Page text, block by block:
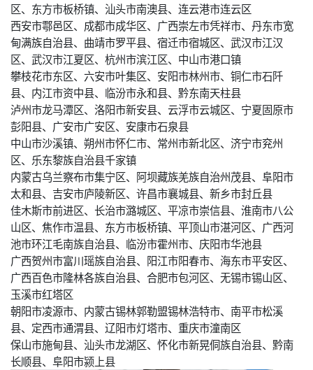
区、东方市板桥镇、汕头市南澳县、连云港市连云区
西安市鄠邑区、成都市成华区、广西崇左市凭祥市、丹东市宽
甸满族自治县、曲靖市罗平县、宿迁市宿城区、武汉市江汉
区、武汉市江夏区、杭州市滨江区、中山市港口镇
攀枝花市东区、六安市叶集区、安阳市林州市、铜仁市石阡
县、内江市资中县、临汾市永和县、黔东南天柱县
泸州市龙马潭区、洛阳市新安县、云浮市云城区、宁夏固原市
彭阳县、广安市广安区、安康市石泉县
中山市沙溪镇、朔州市怀仁市、常州市新北区、济宁市兖州
区、乐东黎族自治县千家镇
内蒙古乌兰察布市集宁区、阿坝藏族羌族自治州茂县、阜阳市
太和县、吉安市庐陵新区、许昌市襄城县、新乡市封丘县
佳木斯市前进区、长治市潞城区、平凉市崇信县、淮南市八公
山区、焦作市温县、东方市板桥镇、平顶山市湛河区、广西河
池市环江毛南族自治县、临汾市霍州市、庆阳市华池县
广西贺州市富川瑶族自治县、阳江市阳春市、海东市平安区、
广西百色市隆林各族自治县、合肥市包河区、无锡市锡山区、
玉溪市红塔区
朝阳市凌源市、内蒙古锡林郭勒盟锡林浩特市、南平市松溪
县、定西市通渭县、辽阳市灯塔市、重庆市潼南区
保山市施甸县、汕头市龙湖区、怀化市新晃侗族自治县、黔南
长顺县、阜阳市颍上县